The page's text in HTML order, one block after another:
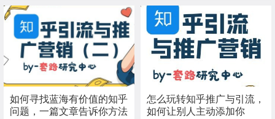
如何寻找蓝海有价值的知乎
问题，一篇文章告诉你方法
怎么玩转知乎推广与引流，
如何让别人主动添加你